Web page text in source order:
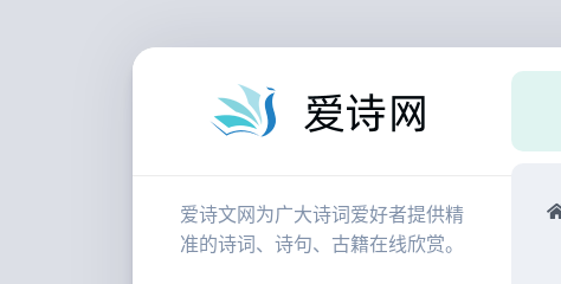
爱诗文网为广大诗词爱好者提供精
准的诗词、诗句、古籍在线欣赏。